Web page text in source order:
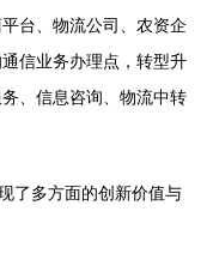
台、物流公司、农资企
信业务办理点，转型升
、信息咨询、物流中转
了多方面的创新价值与